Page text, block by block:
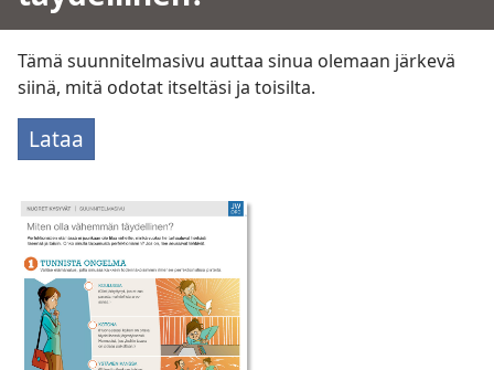
Tämä suunnitelmasivu auttaa sinua olemaan järkevä
siinä, mitä odotat itseltäsi ja toisilta.
Lataa